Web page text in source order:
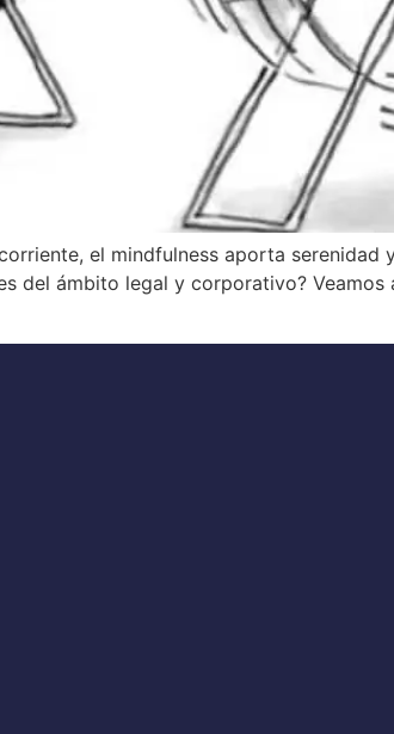
el mindfulness aporta serenidad
del ámbito legal y corporativo?